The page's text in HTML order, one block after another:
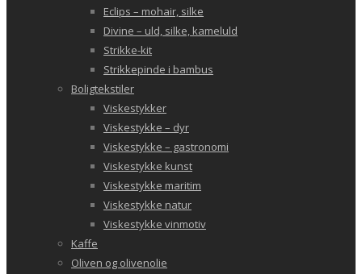
Eclips – mohair, silke
Divine – uld, silke, kameluld
Strikke-kit
Strikkepinde i bambus
Boligtekstiler
Viskestykker
Viskestykke – dyr
Viskestykke – gastronomi
Viskestykke kunst
Viskestykke maritim
Viskestykke natur
Viskestykke vinmotiv
Kaffe
Oliven og olivenolie